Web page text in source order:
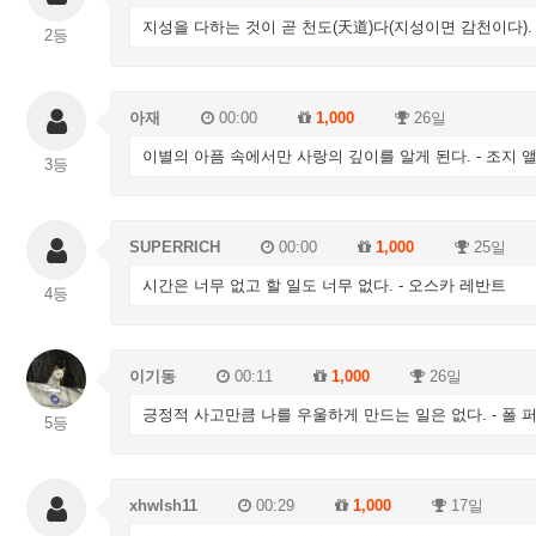
2등 지성을 다하는 것이 곧 천도(天道)다(지성이면 감천이다
3등
아재 00:00 1,000 26일
이별의 아픔 속에서만 사랑의 깊이를 알게 된다. - 조지
4등
SUPERRICH 00:00 1,000 25일
시간은 너무 없고 할 일도 너무 없다. - 오스카 레반트
5등
이기동 00:11 1,000 26일
긍정적 사고만큼 나를 우울하게 만드는 일은 없다. - 폴
xhwlsh11 00:29 1,000 17일